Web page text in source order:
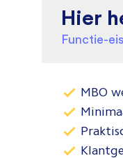
Hier
Functie-
MBO